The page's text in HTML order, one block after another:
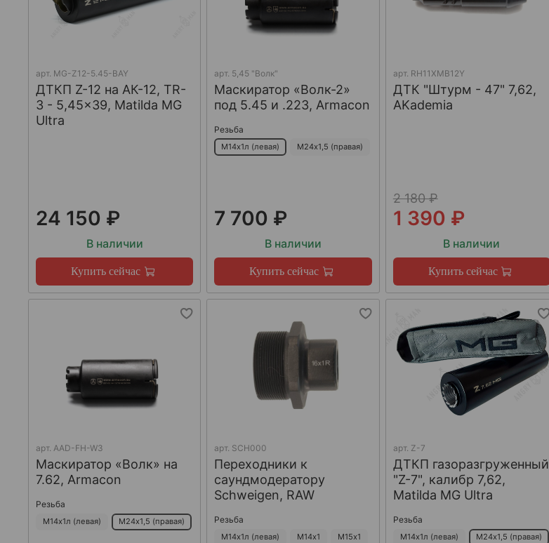
арт. MG-Z12-5.45-BAY
ДТКП Z-12 на АК-12, TR-
3 - 5,45x39, Matilda MG
Ultra
24 150 ₽
В наличии
Купить сейчас
арт. 5,45 "Волк"
Маскиратор «Волк-2»
под 5.45 и .223, Armacon
Резьба
М14х1л (левая) М24х1,5 (правая)
7 700 ₽
В наличии
Купить сейчас
арт. RH11XMB12Y
ДТК "Штурм - 47" 7,62,
AKademia
2 180 ₽
1 390 ₽
В наличии
Купить сейчас
арт. AAD-FH-W3
Маскиратор «Волк» на
7.62, Armacon
Резьба
М14х1л (левая) М24х1,5 (правая)
арт. SCH000
Переходники к
саундмодератору
Schweigen, RAW
Резьба
М14х1л (левая) М14х1 М15х1
арт. Z-7
ДТКП газоразгруженный
"Z-7", калибр 7,62,
Matilda MG Ultra
Резьба
М14х1л (левая) М24х1,5 (правая)